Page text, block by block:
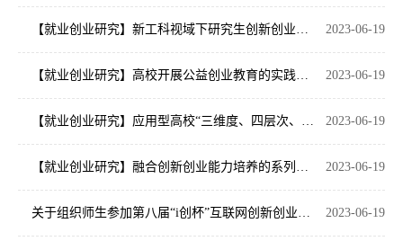
2023-06-19
2023-06-19
2023-06-19
2023-06-19
2023-06-19